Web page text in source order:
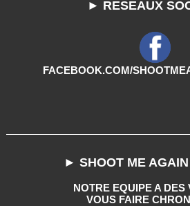
► RESEAUX
FACEBOOK.COM/
► SHOOT ME
NOTRE EQUIPE A DES
VOUS FAIRE